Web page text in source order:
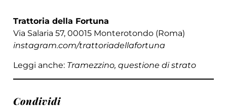
Trattoria della Fortuna
Via Salaria 57, 00015 Monterotondo (Roma)
instagram.com/trattoriadellafortuna
Leggi anche: Tramezzino, questione di strato
Condividi